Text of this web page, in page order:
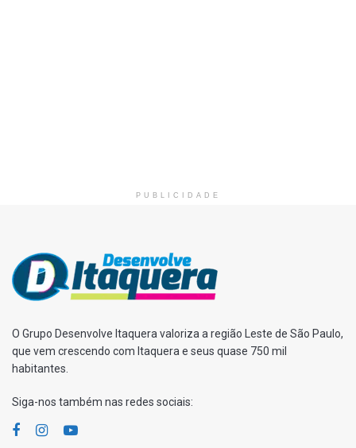
PUBLICIDADE
O Grupo Desenvolve Itaquera valoriza a região Leste de São Paulo,
que vem crescendo com Itaquera e seus quase 750 mil
habitantes.
Siga-nos também nas redes sociais: